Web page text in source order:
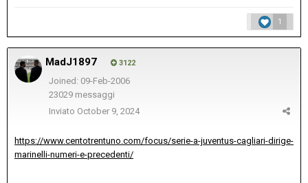
1
MadJ1897 3122
Joined: 09-Feb-2006
23029 messaggi
Inviato October 9, 2024
https://www.centotrentuno.com/focus/serie-a-juventus-cagliari-dirige-
marinelli-numeri-e-precedenti/